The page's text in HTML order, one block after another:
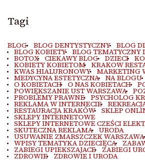
Tagi
BLOG BLOG DENTYSTYCZNY BLOG
BLOG KOBIETY BLOG TEMATYCZNY
BOTOX CIEKAWY BLOG DZIECI
KOBIETY KOBIETOM KRAKOW
KWAS HIALURONOWY MARKETING
MEDYCYNA ESTETYCZNA NA BLOGU
O KOBIETACH O NAS KOBIETACH
POWIĘKSZANIE UST WARSZAWA
PROBLEMY PRAWNE PSYCHOLOG
REKLAMA W INTERNECIE
RESTAURACJA KRAKÓW SKLEP
SKLEPY INTERNETOWE
SKLEPY INTERNETOWE CZEŚCI
SKUTECZNA REKLAMA URODA
USUWANIE ZMARSZCZEK WARSZAWA
WPISY TEMATYKA DZIECIĘCA
ZABIEGI UPIEKSZAJACE ZABIEGI
ZDROWIE ZDROWIE I URODA